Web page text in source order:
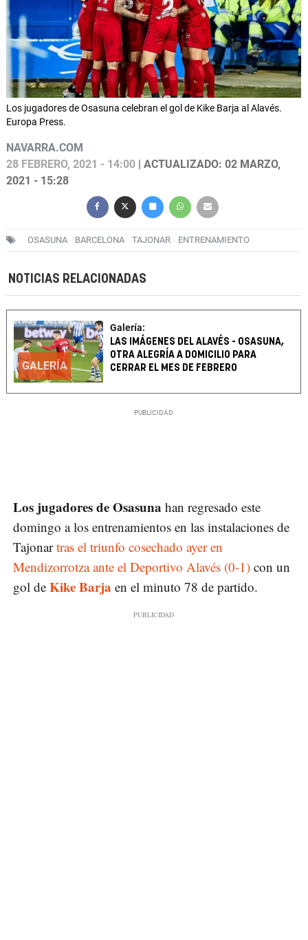
Los jugadores de Osasuna celebran el gol de Kike Barja al Alavés.
Europa Press.
NAVARRA.COM
28 FEBRERO, 2021 - 14:00 | ACTUALIZADO: 02 MARZO,
2021 - 15:28
OSASUNA BARCELONA TAJONAR ENTRENAMIENTO
NOTICIAS RELACIONADAS
GALERÍA
Galería:
LAS IMÁGENES DEL ALAVÉS - OSASUNA,
OTRA ALEGRÍA A DOMICILIO PARA
CERRAR EL MES DE FEBRERO
Los jugadores de Osasuna han regresado este
domingo a los entrenamientos en las instalaciones de
Tajonartras el triunfo cosechado ayer en
Mendizorrotza ante el Deportivo Alavés (0-1) con un
gol de Kike Barja en el minuto 78 de partido.